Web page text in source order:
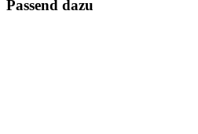
Passend dazu